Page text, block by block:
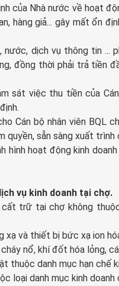
của Nhà nước về hoạt
hàng giả... gây mất ổn
nước, dịch vụ thông tin
đồng thời phải trả tiền
sát việc thu tiền của
Cán bộ nhân viên BQL
quyền, sẵn sàng xuất trình
hình hoạt động kinh
vụ kinh doanh tại chợ.
cất trữ tại chợ không
xạ và thiết bị bức xạ ion
nổ, khí đốt hóa lỏng,
thuộc danh mục hạn chế
loại danh mục kinh doanh